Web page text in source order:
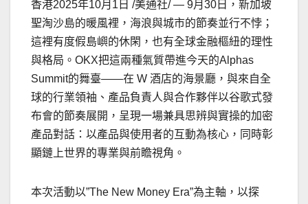
香港2025年10月1日 /美通社/ — 9月30日，新加坡
聖淘沙島的暖風裡，海浪與城市的節奏並行不悖；
這裡有度假島嶼的休閑，也有全球金融樞紐的理性
與格局。OKX把這兩種氣質帶進今天的Alphas
Summit的舞臺——在 W 酒店的海景廳，與來自全
球的行業領袖、產品負責人與合作夥伴以谷歌式發
布會的節奏展開，呈現一場兼具思辨與實操的加密
產品對話：以產品與使用者的互動為核心，同時彰
顯鏈上世界的專業與前瞻視角。
本次活動以”The New Money Era”為主軸，以探